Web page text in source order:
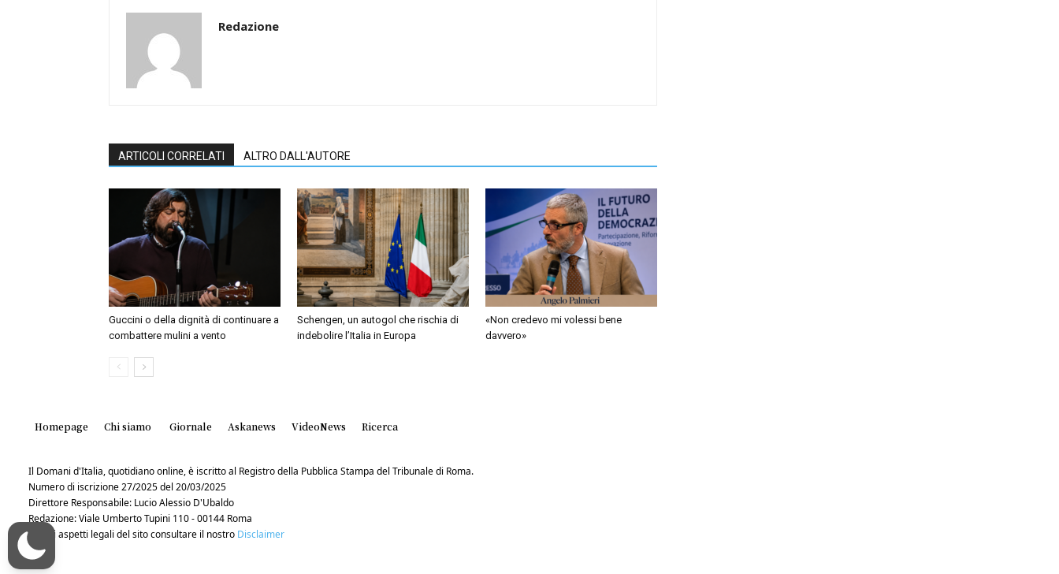
Redazione
ARTICOLI CORRELATI ALTRO DALL'AUTORE
Guccini o della dignità di continuare a
combattere mulini a vento
Schengen, un autogol che rischia di
indebolire l’Italia in Europa
«Non credevo mi volessi bene
davvero»
Homepage Chi siamo Giornale Askanews VideoNews Ricerca
Il Domani d'Italia, quotidiano online, è iscritto al Registro della Pubblica Stampa del Tribunale di Roma.
Numero di iscrizione 27/2025 del 20/03/2025
Direttore Responsabile: Lucio Alessio D'Ubaldo
Redazione: Viale Umberto Tupini 110 - 00144 Roma
Per gli aspetti legali del sito consultare il nostro Disclaimer